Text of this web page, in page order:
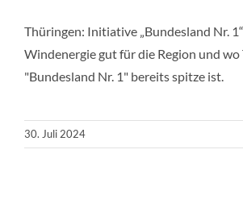
Thüringen: Initiative „Bundesland Nr.
Windenergie gut für die Region und wo
"Bundesland Nr. 1" bereits spitze ist.
30. Juli 2024